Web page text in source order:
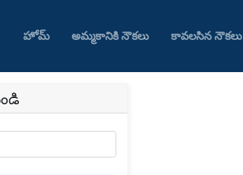
హోమ్ అమ్మకానికి నౌకలు కావలసిన నౌకలు